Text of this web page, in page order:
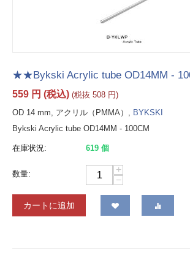
★★Bykski Acrylic tube OD14MM -
559 円 (税込) (税抜 508 円)
OD 14 mm, アクリル（PMMA）, BYKSKI
Bykski Acrylic tube OD14MM - 100CM
在庫状況: 619 個
数量:
+
−
カートに追加